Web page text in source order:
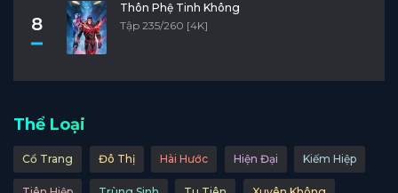
8
Thôn Phệ Tinh Không
Tập 235/260 [4K]
Thể Loại
Cổ Trang Đô Thị Hài Hước Hiện Đại Kiếm Hiệp